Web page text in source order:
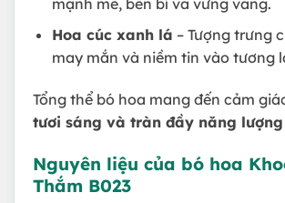
Hoa cúc xanh lá – Tượng trưng
may mắn và niềm tin vào tương
Tổng thể bó hoa mang đến cảm
tươi sáng và tràn đầy năng
Nguyên liệu của bó hoa
Thắm B023